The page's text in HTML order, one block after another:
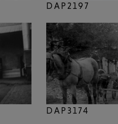
DAP2197
DAP3174